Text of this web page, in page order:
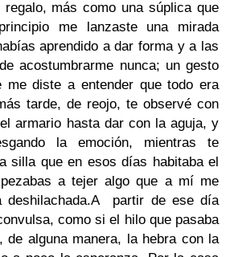
más como una súplica que
me lanzaste una mirada
aprendido a dar forma y a las
acostumbrarme nunca; un gesto
me diste a entender que todo era
tarde, de reojo, te observé con
armario hasta dar con la aguja, y
la emoción, mientras te
silla que en esos días habitaba el
a tejer algo que a mí me
deshilachada.A partir de ese día
como si el hilo que pasaba
de alguna manera, la hebra con la